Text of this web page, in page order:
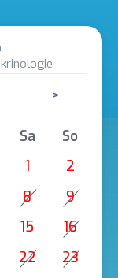
>
Sa
So
1
2
8
9
15
16
22
23